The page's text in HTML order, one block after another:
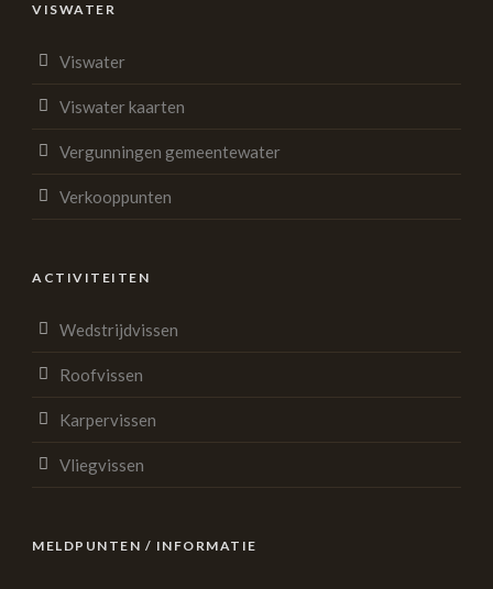
VISWATER
Viswater
Viswater kaarten
Vergunningen gemeentewater
Verkooppunten
ACTIVITEITEN
Wedstrijdvissen
Roofvissen
Karpervissen
Vliegvissen
MELDPUNTEN / INFORMATIE